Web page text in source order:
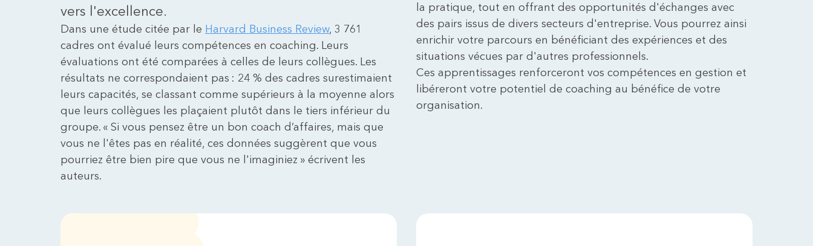
vers l'excellence.
Dans une étude citée par le Harvard Business Review, 3 761
cadres ont évalué leurs compétences en coaching. Leurs
évaluations ont été comparées à celles de leurs collègues. Les
résultats ne correspondaient pas : 24 % des cadres surestimaient
leurs capacités, se classant comme supérieurs à la moyenne alors
que leurs collègues les plaçaient plutôt dans le tiers inférieur du
groupe. « Si vous pensez être un bon coach d’affaires, mais que
vous ne l'êtes pas en réalité, ces données suggèrent que vous
pourriez être bien pire que vous ne l'imaginiez » écrivent les
auteurs.
la pratique, tout en offrant des opportunités d'échanges avec
des pairs issus de divers secteurs d'entreprise. Vous pourrez ainsi
enrichir votre parcours en bénéficiant des expériences et des
situations vécues par d'autres professionnels.
Ces apprentissages renforceront vos compétences en gestion et
libéreront votre potentiel de coaching au bénéfice de votre
organisation.